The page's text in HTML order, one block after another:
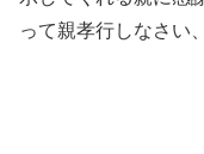
って親孝行しなさい